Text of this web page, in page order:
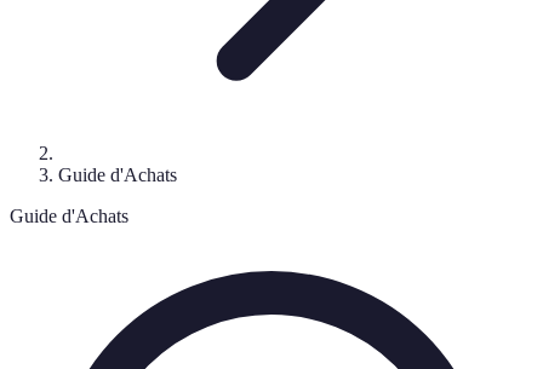
Guide d'Achats
Guide d'Achats